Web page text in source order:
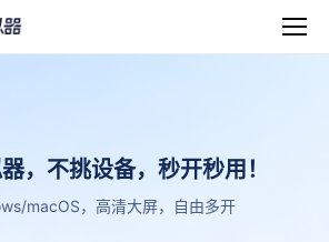
，不挑设备，秒开秒用！
macOS，高清大屏，自由多开